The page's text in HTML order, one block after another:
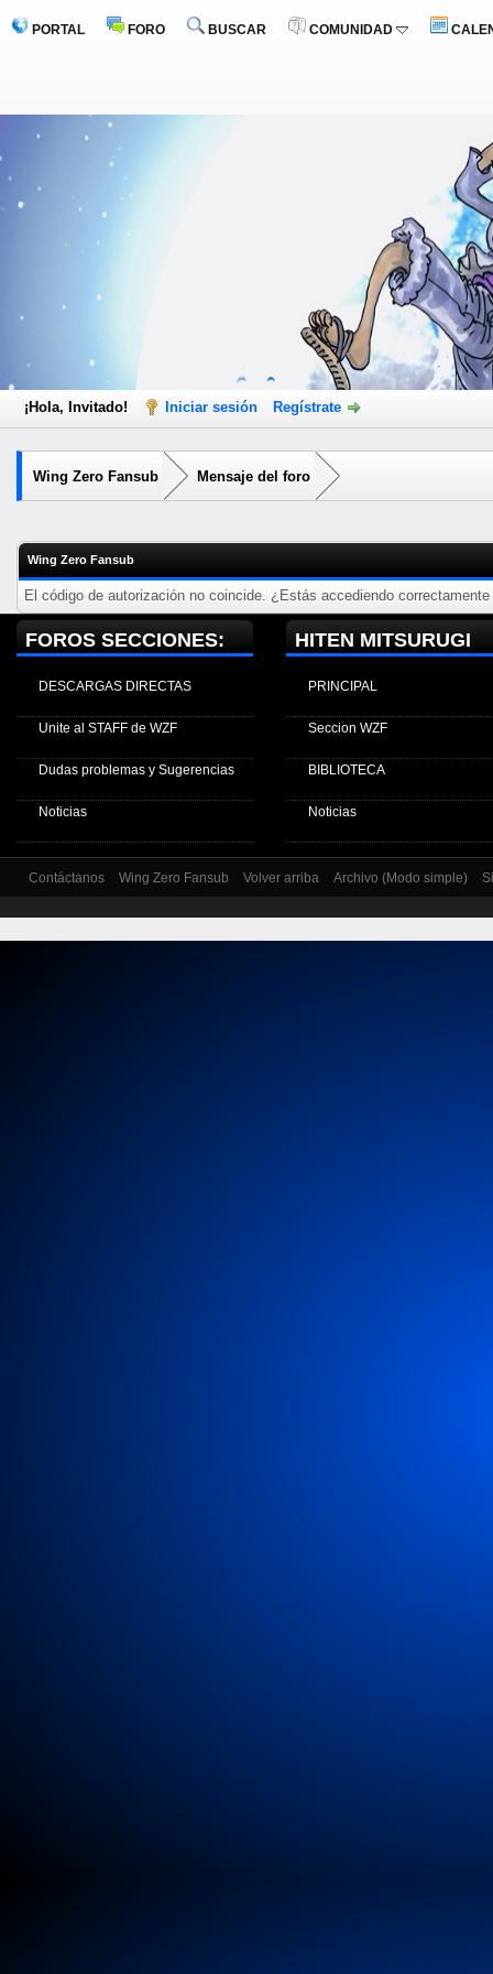
PORTAL FORO BUSCAR COMUNIDAD
¡Hola, Invitado! Iniciar sesión Regístrate
Wing Zero Fansub Mensaje del foro
Wing Zero Fansub
El código de autorización no coincide. ¿Estás accediendo
FOROS SECCIONES:
DESCARGAS DIRECTAS
Unite al STAFF de WZF
Dudas problemas y Sugerencias
Noticias
HITEN MITSURUGI
PRINCIPAL
Seccion WZF
BIBLIOTECA
Noticias
Contáctanos Wing Zero Fansub Volver arriba Archivo (Modo simple)